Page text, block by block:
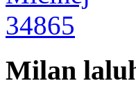
34865
Milan